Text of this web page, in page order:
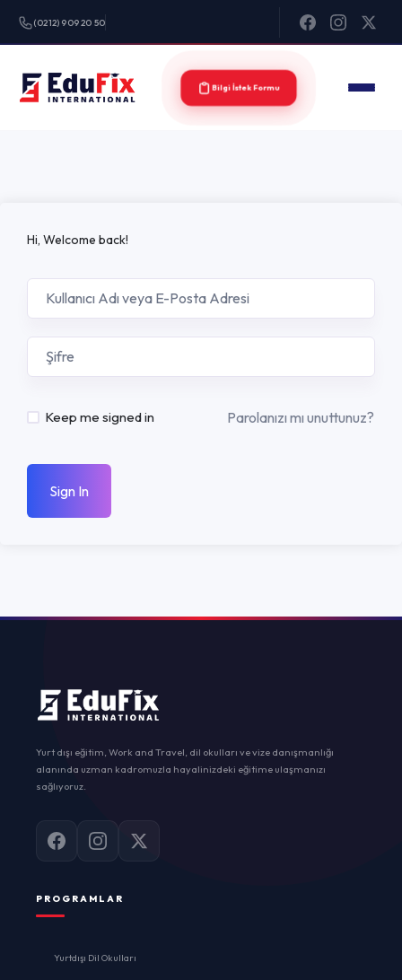
(0212) 909 20 50
Bilgi İstek Formu
Hi, Welcome back!
Keep me signed in Parolanızı mı unuttunuz?
Sign In
Yurt dışı eğitim, Work and Travel, dil okulları ve vize danışmanlığı
alanında uzman kadromuzla hayalinizdeki eğitime ulaşmanızı
sağlıyoruz.
PROGRAMLAR
Yurtdışı Dil Okulları